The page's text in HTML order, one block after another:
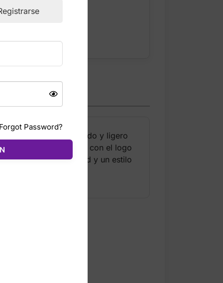
un ajuste cómodo y ligero
que la pretina elástica con el logo
comodidad, suavidad y un estilo
Forgot Password?